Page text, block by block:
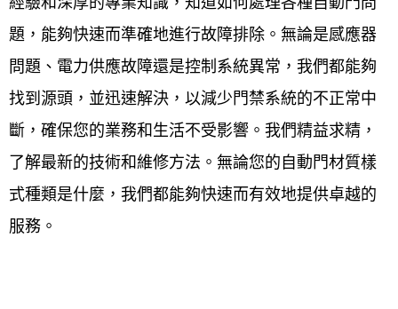
題，能夠快速而準確地進行故障排除。無論是感應器
問題、電力供應故障還是控制系統異常，我們都能夠
找到源頭，並迅速解決，以減少門禁系統的不正常中
斷，確保您的業務和生活不受影響。我們精益求精，
了解最新的技術和維修方法。無論您的自動門材質樣
式種類是什麼，我們都能夠快速而有效地提供卓越的
服務。